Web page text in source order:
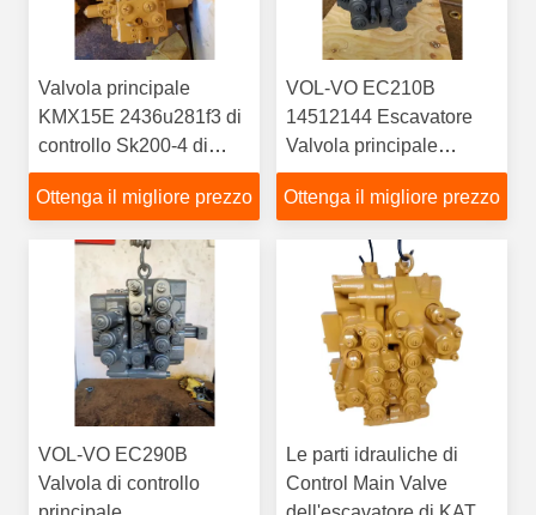
Valvola principale
KMX15E 2436u281f3 di
controllo Sk200-4 di
Kawasaki Kobelco Sk
200-1/3
Ottenga il migliore prezzo
VOL-VO EC210B
14512144 Escavatore
Valvola principale
idraulica EC210B di
seconda mano
Ottenga il migliore prezzo
VOL-VO EC290B
Valvola di controllo
Le parti idrauliche di
Control Main Valve